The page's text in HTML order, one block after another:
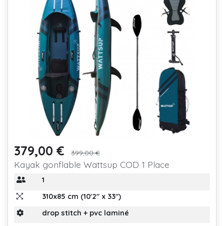
Prix
379,00 € Prix de base
399,00 €
Kayak gonflable Wattsup COD 1 Place
1
310x85 cm (10'2" x 33")
drop stitch + pvc laminé